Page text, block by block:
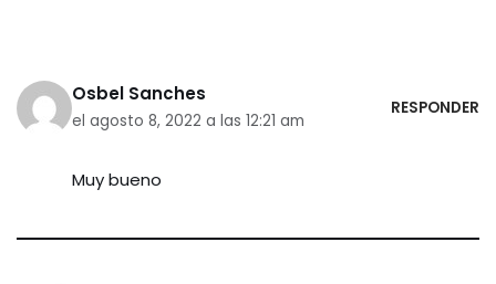
Osbel Sanches
el agosto 8, 2022 a las 12:21 am
RESPONDER
Muy bueno